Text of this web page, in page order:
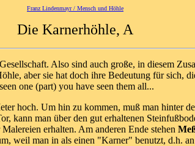
Franz Lindenmayr / Mensch und Höhle
Die Karnerhöhle, A
Also sind auch große, in diesem
aber sie hat doch ihre Bedeutung für sich,
one (part) you have seen them all...
hoch. Um hin zu kommen, muß man hinter
kann man über den gut erhaltenen
erhalten. Am anderen Ende stehen
weil man in als einen "Karner" benutzt, d.h.